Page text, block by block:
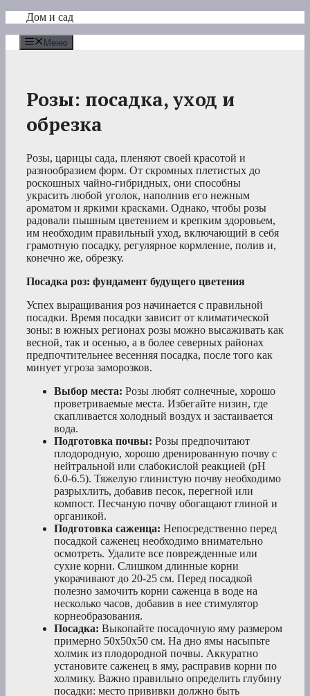
Перейти
содержимому
Дом и сад
Меню
Розы: посадка, уход и
обрезка
Розы, царицы сада, пленяют своей красотой и
разнообразием форм. От скромных плетистых до
роскошных чайно-гибридных, они способны
украсить любой уголок, наполнив его нежным
ароматом и яркими красками. Однако, чтобы розы
радовали пышным цветением и крепким здоровьем,
им необходим правильный уход, включающий в себя
грамотную посадку, регулярное кормление, полив и,
конечно же, обрезку.
Посадка роз: фундамент будущего цветения
Успех выращивания роз начинается с правильной
посадки. Время посадки зависит от климатической
зоны: в южных регионах розы можно высаживать как
весной, так и осенью, а в более северных районах
предпочтительнее весенняя посадка, после того как
минует угроза заморозков.
Выбор места: Розы любят солнечные, хорошо
проветриваемые места. Избегайте низин, где
скапливается холодный воздух и застаивается
вода.
Подготовка почвы: Розы предпочитают
плодородную, хорошо дренированную почву с
нейтральной или слабокислой реакцией (pH
6.0-6.5). Тяжелую глинистую почву необходимо
разрыхлить, добавив песок, перегной или
компост. Песчаную почву обогащают глиной и
органикой.
Подготовка саженца: Непосредственно перед
посадкой саженец необходимо внимательно
осмотреть. Удалите все поврежденные или
сухие корни. Слишком длинные корни
укорачивают до 20-25 см. Перед посадкой
полезно замочить корни саженца в воде на
несколько часов, добавив в нее стимулятор
корнеобразования.
Посадка: Выкопайте посадочную яму размером
примерно 50х50х50 см. На дно ямы насыпьте
холмик из плодородной почвы. Аккуратно
установите саженец в яму, расправив корни по
холмику. Важно правильно определить глубину
посадки: место прививки должно быть